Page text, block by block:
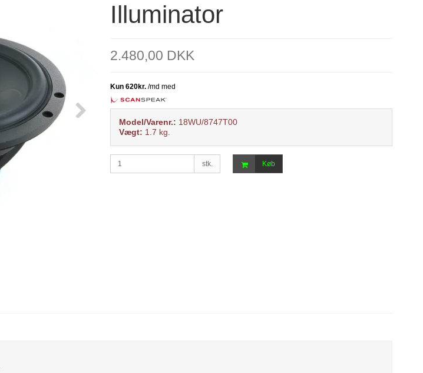
Illuminator
2.480,00 DKK
Model/Varenr.: 18WU/8747T00
Vægt: 1.7 kg.
stk. Køb